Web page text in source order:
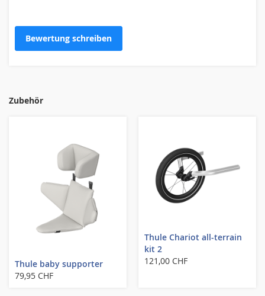
Bewertung abschicken
Bewertung schreiben
Zubehör
Thule baby supporter
79,95 CHF
Thule Chariot all-terrain
kit 2
121,00 CHF